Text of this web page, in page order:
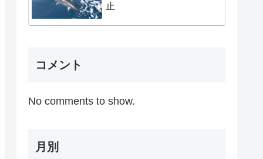
止
コメント
No comments to show.
月別